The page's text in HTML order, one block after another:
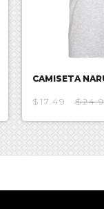
CAMISETA
$17.49